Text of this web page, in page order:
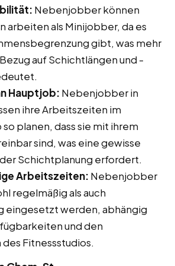
Nebenjobber können
arbeiten als Minijobber, da es
gibt, was mehr
auf Schichtlängen und -
Hauptjob: Nebenjobber in
ihre Arbeitszeiten im
planen, dass sie mit ihrem
sind, was eine gewisse
Schichtplanung erfordert.
Arbeitszeiten: Nebenjobber
regelmäßig als auch
eingesetzt werden, abhängig
und den
Fitnessstudios.